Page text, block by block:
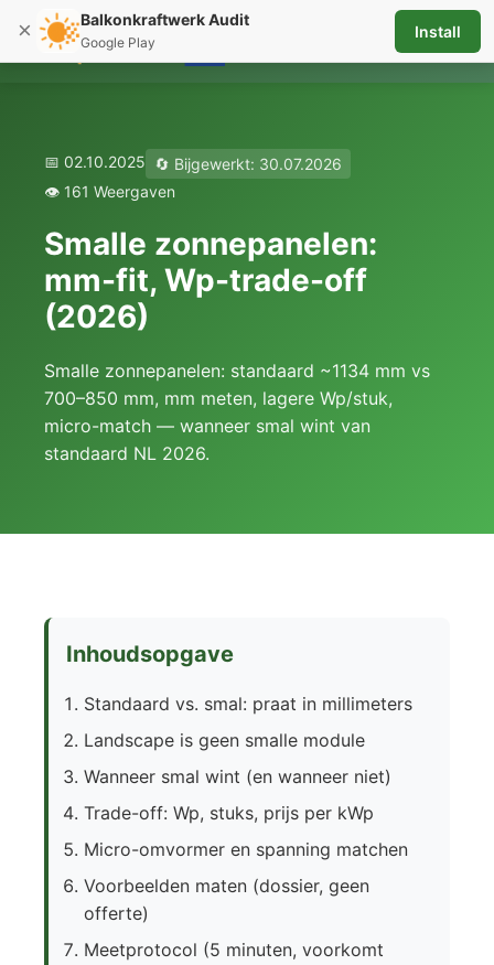
☰
📅 02.10.2025
🔄 Bijgewerkt: 30.07.2026
👁️ 161 Weergaven
Smalle zonnepanelen:
mm-fit, Wp-trade-off
(2026)
Smalle zonnepanelen: standaard ~1134 mm vs
700–850 mm, mm meten, lagere Wp/stuk,
micro-match — wanneer smal wint van
standaard NL 2026.
Inhoudsopgave
Standaard vs. smal: praat in millimeters
Landscape is geen smalle module
Wanneer smal wint (en wanneer niet)
Trade-off: Wp, stuks, prijs per kWp
Micro-omvormer en spanning matchen
Voorbeelden maten (dossier, geen
offerte)
Meetprotocol (5 minuten, voorkomt
× Balkonkraftwerk Audit
Google Play
Install